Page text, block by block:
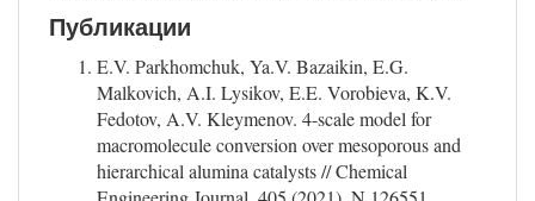
Публикации
E.V. Parkhomchuk, Ya.V. Bazaikin, E.G.
Malkovich, A.I. Lysikov, E.E. Vorobieva, K.V.
Fedotov, A.V. Kleymenov. 4-scale model for
macromolecule conversion over mesoporous and
hierarchical alumina catalysts // Chemical